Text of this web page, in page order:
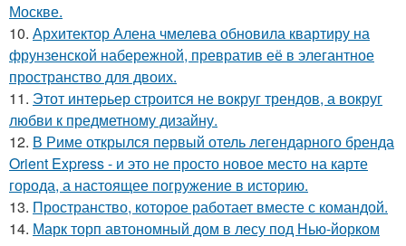
Москве.
10. Архитектор Алена чмелева обновила квартиру на
фрунзенской набережной, превратив её в элегантное
пространство для двоих.
11. Этот интерьер строится не вокруг трендов, а вокруг
любви к предметному дизайну.
12. В Риме открылся первый отель легендарного бренда
Orient Express - и это не просто новое место на карте
города, а настоящее погружение в историю.
13. Пространство, которое работает вместе с командой.
14. Марк торп автономный дом в лесу под Нью-йорком